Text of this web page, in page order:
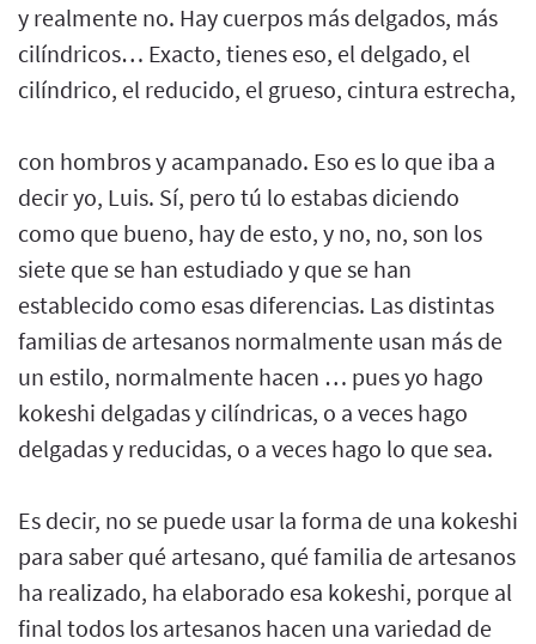
y realmente no. Hay cuerpos más delgados, más
cilíndricos… Exacto, tienes eso, el delgado, el
cilíndrico, el reducido, el grueso, cintura estrecha,
con hombros y acampanado. Eso es lo que iba a
decir yo, Luis. Sí, pero tú lo estabas diciendo
como que bueno, hay de esto, y no, no, son los
siete que se han estudiado y que se han
establecido como esas diferencias. Las distintas
familias de artesanos normalmente usan más de
un estilo, normalmente hacen … pues yo hago
kokeshi delgadas y cilíndricas, o a veces hago
delgadas y reducidas, o a veces hago lo que sea.
Es decir, no se puede usar la forma de una kokeshi
para saber qué artesano, qué familia de artesanos
ha realizado, ha elaborado esa kokeshi, porque al
final todos los artesanos hacen una variedad de